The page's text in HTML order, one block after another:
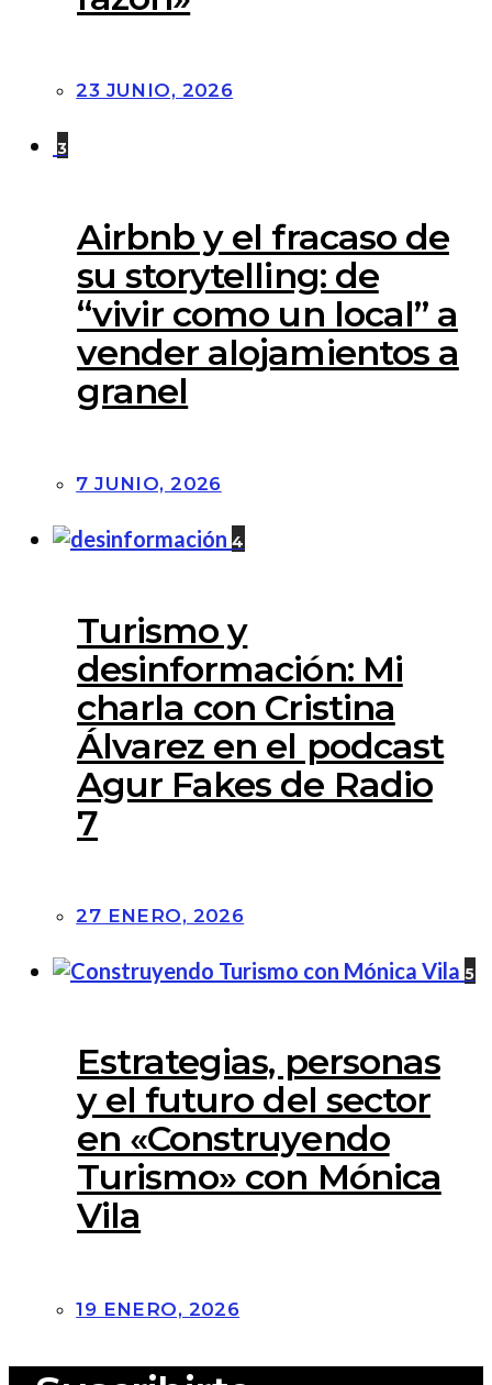
23 JUNIO, 2026
3
Airbnb y el fracaso de
su storytelling: de
“vivir como un local” a
vender alojamientos a
granel
7 JUNIO, 2026
4
Turismo y
desinformación: Mi
charla con Cristina
Álvarez en el podcast
Agur Fakes de Radio
7
27 ENERO, 2026
5
Estrategias, personas
y el futuro del sector
en «Construyendo
Turismo» con Mónica
Vila
19 ENERO, 2026